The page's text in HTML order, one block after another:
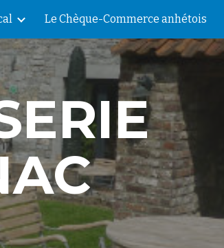
Skip to navigation
Le Chèque-Commerce anhétois